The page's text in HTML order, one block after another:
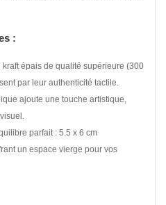
:
épais de qualité supérieure (300
par leur authenticité tactile.
ajoute une touche artistique,
parfait : 5.5 x 6 cm
un espace vierge pour vos